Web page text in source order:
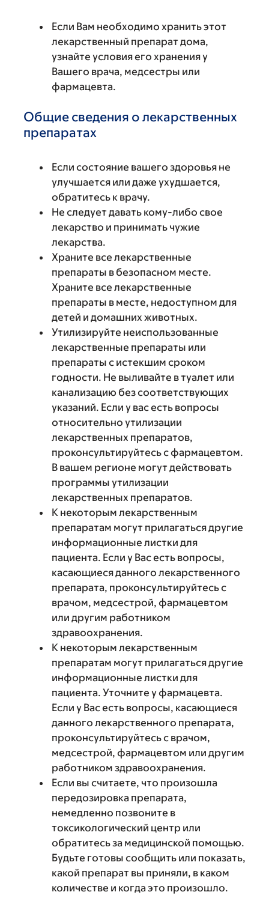
Если Вам необходимо хранить этот
лекарственный препарат дома,
узнайте условия его хранения у
Вашего врача, медсестры или
фармацевта.
Общие сведения о лекарственных
препаратах
Если состояние вашего здоровья не
улучшается или даже ухудшается,
обратитесь к врачу.
Не следует давать кому-либо свое
лекарство и принимать чужие
лекарства.
Храните все лекарственные
препараты в безопасном месте.
Храните все лекарственные
препараты в месте, недоступном для
детей и домашних животных.
Утилизируйте неиспользованные
лекарственные препараты или
препараты с истекшим сроком
годности. Не выливайте в туалет или
канализацию без соответствующих
указаний. Если у вас есть вопросы
относительно утилизации
лекарственных препаратов,
проконсультируйтесь с фармацевтом.
В вашем регионе могут действовать
программы утилизации
лекарственных препаратов.
К некоторым лекарственным
препаратам могут прилагаться другие
информационные листки для
пациента. Если у Вас есть вопросы,
касающиеся данного лекарственного
препарата, проконсультируйтесь с
врачом, медсестрой, фармацевтом
или другим работником
здравоохранения.
К некоторым лекарственным
препаратам могут прилагаться другие
информационные листки для
пациента. Уточните у фармацевта.
Если у Вас есть вопросы, касающиеся
данного лекарственного препарата,
проконсультируйтесь с врачом,
медсестрой, фармацевтом или другим
работником здравоохранения.
Если вы считаете, что произошла
передозировка препарата,
немедленно позвоните в
токсикологический центр или
обратитесь за медицинской помощью.
Будьте готовы сообщить или показать,
какой препарат вы приняли, в каком
количестве и когда это произошло.